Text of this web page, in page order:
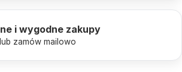
i wygodne zakupy
zamów mailowo